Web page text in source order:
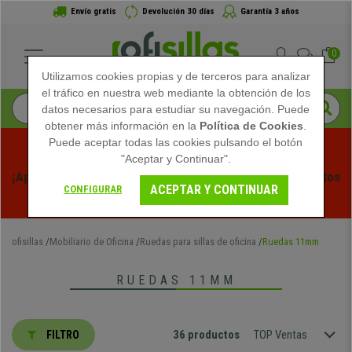
Envío gratis Devolución 30 días Garantía 3 años
0
¡Aprovecha las Rebajas de Verano en Ofisillas! Descuentos
Exclusivos por Tiempo Limitado - Ver Promo
ofisillas Mobiliario de Oficina Ruedas para sillas de oficina Ruedas 11mm
RUEDAS 11MM
FILTRO 36 productos TOP Ventas
Utilizamos cookies propias y de terceros para analizar
el tráfico en nuestra web mediante la obtención de los
datos necesarios para estudiar su navegación. Puede
obtener más información en la Política de Cookies
Puede aceptar todas las cookies pulsando el botón
"Aceptar y Continuar".
CONFIGURAR ACEPTAR Y CONTINUAR